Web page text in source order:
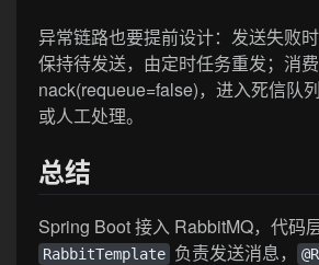
异常链路也要提前设计：发送失败
保持待发送，由定时任务重发；消
nack(requeue=false)，进入死信队
或人工处理。
总结
Spring Boot 接入 RabbitMQ，代码
RabbitTemplate 负责发送消息，